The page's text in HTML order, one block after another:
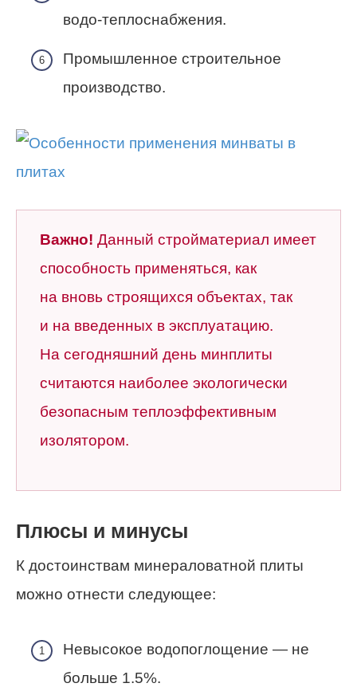
водо-теплоснабжения.
Промышленное строительное
производство.
Важно! Данный стройматериал имеет
способность применяться, как
на вновь строящихся объектах, так
и на введенных в эксплуатацию.
На сегодняшний день минплиты
считаются наиболее экологически
безопасным теплоэффективным
изолятором.
Плюсы и минусы
К достоинствам минераловатной плиты
можно отнести следующее:
Невысокое водопоглощение — не
больше 1.5%.